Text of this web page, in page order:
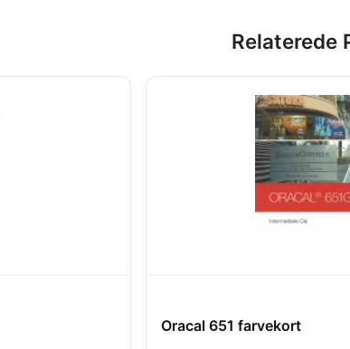
Relaterede
Oracal 651 farvekort